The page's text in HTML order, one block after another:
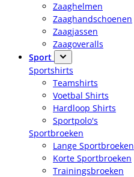
Zaaghelmen
Zaaghandschoenen
Zaagjassen
Zaagoveralls
Sport
Sportshirts
Teamshirts
Voetbal Shirts
Hardloop Shirts
Sportpolo's
Sportbroeken
Lange Sportbroeken
Korte Sportbroeken
Trainingsbroeken